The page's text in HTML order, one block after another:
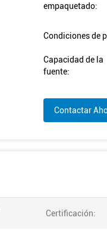
empaquetado:
Condiciones de
Capacidad de la
fuente:
Contactar
Certificación: